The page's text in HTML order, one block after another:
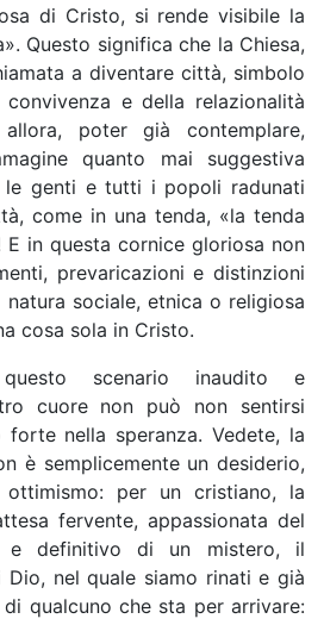
di Cristo, si rende visibile la
Questo significa che la Chiesa,
a diventare città, simbolo
e della relazionalità
poter già contemplare,
quanto mai suggestiva
le genti e tutti i popoli radunati
come in una tenda, «la tenda
E in questa cornice gloriosa non
prevaricazioni e distinzioni
sociale, etnica o religiosa
cosa sola in Cristo.
scenario inaudito e
cuore non può non sentirsi
nella speranza. Vedete, la
è semplicemente un desiderio,
per un cristiano, la
fervente, appassionata del
e definitivo di un mistero, il
Dio, nel quale siamo rinati e già
qualcuno che sta per arrivare: